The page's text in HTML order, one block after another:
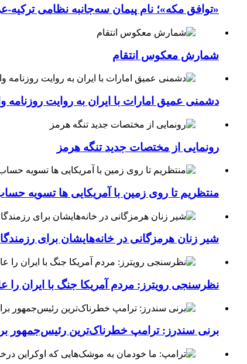
«توافق مکه»؛ نام پیمان سه‌جانبه نظامی ترکیه-
شمارش معکوس انتقام
دشمنی عمیق امارات با ایران به روایت روزنامه
رونمایی از مختصات جدید تنگه هرمز
منتظریم تا روی زمین با آمریکایی ها تسویه
شیر زنان هرمزگانی در خانه‌هایشان برای
نظرسنجی رویترز: مردم آمریکا جنگ با ایران را
برنی سندرز: ترامپ خطرناک‌ترین رئیس‌جمهور